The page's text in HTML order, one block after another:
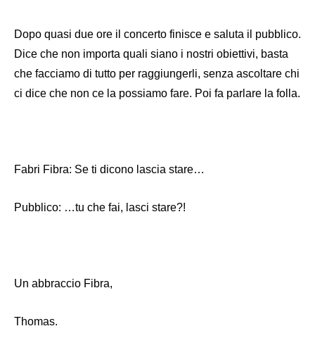
Dopo quasi due ore il concerto finisce e saluta il pubblico.
Dice che non importa quali siano i nostri obiettivi, basta
che facciamo di tutto per raggiungerli, senza ascoltare chi
ci dice che non ce la possiamo fare. Poi fa parlare la folla.
Fabri Fibra: Se ti dicono lascia stare…
Pubblico: …tu che fai, lasci stare?!
Un abbraccio Fibra,
Thomas.